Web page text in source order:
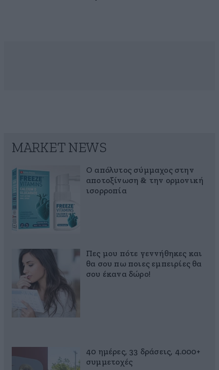
MARKET NEWS
Ο απόλυτος σύμμαχος στην
αποτοξίνωση & την ορμονική
ισορροπία
Πες μου πότε γεννήθηκες και
θα σου πω ποιες εμπειρίες θα
σου έκανα δώρο!
40 ημέρες, 33 δράσεις, 4.000+
συμμετοχές